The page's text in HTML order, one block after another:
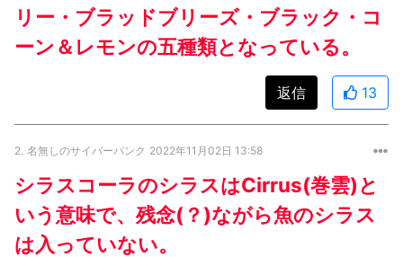
リー・ブラッドブリーズ・ブラック・コ
ーン＆レモンの五種類となっている。
返信 13
2. 名無しのサイバーパンク 2022年11月02日 13:58
シラスコーラのシラスはCirrus(巻雲)と
いう意味で、残念(？)ながら魚のシラス
は入っていない。